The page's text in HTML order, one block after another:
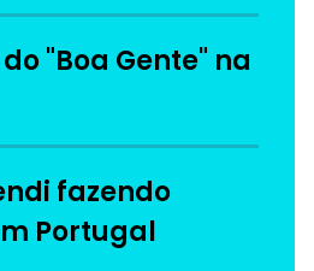
"Boa Gente" na
fazendo
Portugal